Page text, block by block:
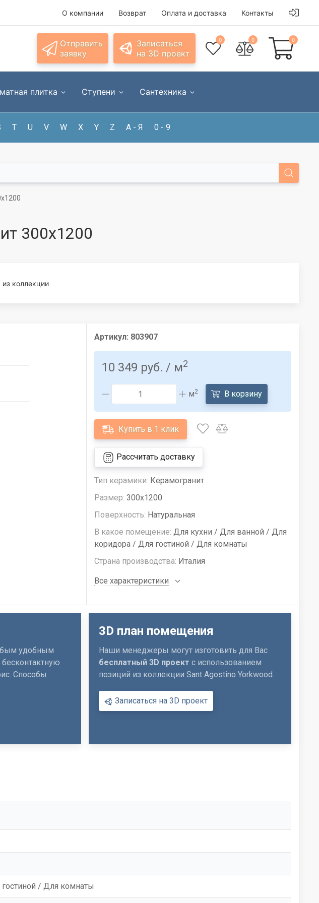
О компании Возврат Оплата и доставка Контакты
Отправить
заявку
Записаться
на 3D проект
0 0 0
плитка Ступени Сантехника
T U V W X Y Z А - Я 0 - 9
300x1200
коллекции
Артикул: 803907
10 349 руб. / м2
м2 В корзину
Купить в 1 клик
Рассчитать доставку
Тип керамики: Керамогранит
Размер: 300x1200
Поверхность: Натуральная
В какое помещение: Для кухни / Для ванной / Для
коридора / Для гостиной / Для комнаты
Страна производства: Италия
Все характеристики
удобным
Способы
3D план помещения
Наши менеджеры могут изготовить для Вас
бесплатный 3D проект с использованием
позиций из коллекции Sant Agostino Yorkwood.
Записаться на 3D проект
/ Для комнаты